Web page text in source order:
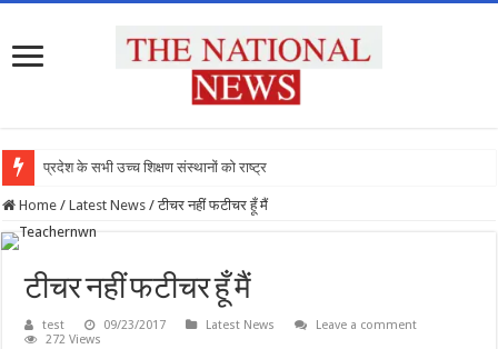
प्रदेश के सभी उच्च शिक्षण संस्थानों को राष्ट्रीय शि
Home / Latest News / टीचर नहीं फटीचर हूँ मैं
टीचर नहीं फटीचर हूँ मैं
test 09/23/2017 Latest News
Leave a comment
272 Views